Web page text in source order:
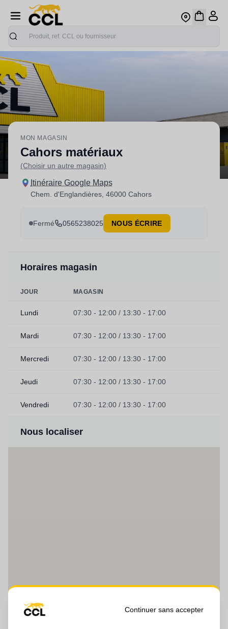
Recherche
Continuer sans accepter
MON MAGASIN
Cahors matériaux
(Choisir un autre magasin)
Itinéraire Google Maps
Chem. d'Englandières, 46000 Cahors
Fermé 0565238025 NOUS ÉCRIRE
Horaires magasin
JOUR MAGASIN
Lundi 07:30 - 12:00 / 13:30 - 17:00
Mardi 07:30 - 12:00 / 13:30 - 17:00
Mercredi 07:30 - 12:00 / 13:30 - 17:00
Jeudi 07:30 - 12:00 / 13:30 - 17:00
Vendredi 07:30 - 12:00 / 13:30 - 17:00
Nous localiser